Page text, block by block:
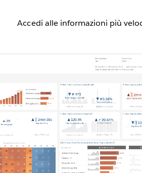
Accedi alle informazioni più